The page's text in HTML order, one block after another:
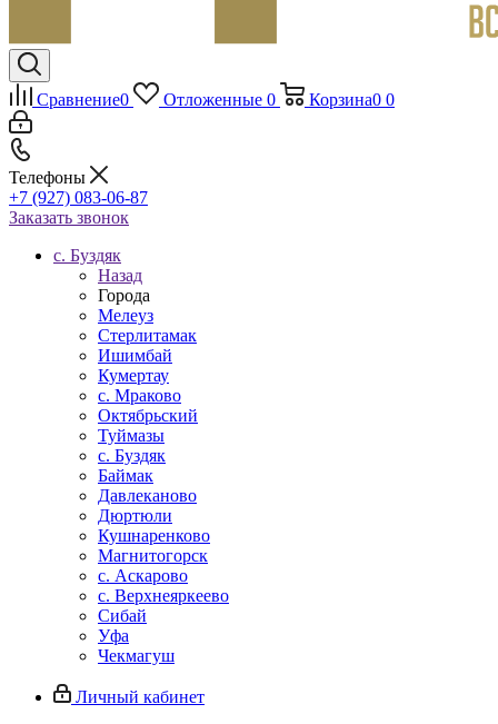
Сравнение0 Отложенные 0 Корзина0 0
Телефоны
+7 (927) 083-06-87
Заказать звонок
c. Буздяк
Назад
Города
Мелеуз
Стерлитамак
Ишимбай
Кумертау
c. Мраково
Октябрьский
Туймазы
c. Буздяк
Баймак
Давлеканово
Дюртюли
Кушнаренково
Магнитогорск
с. Аскарово
с. Верхнеяркеево
Сибай
Уфа
Чекмагуш
Личный кабинет